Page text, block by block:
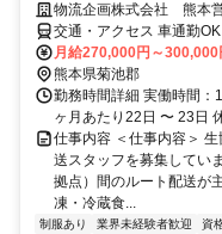
物流企画株式会社 熊本
交通・アクセス 車通勤OK
月給270,000円～300,000
熊本県菊池郡
勤務時間詳細 実働時間：
ヶ月あたり22日 〜 23日
仕事内容 ＜仕事内容＞
送スタッフを募集してい
拠点）間のルート配送が
凍・冷蔵食...
制服あり 業界未経験者歓迎 資